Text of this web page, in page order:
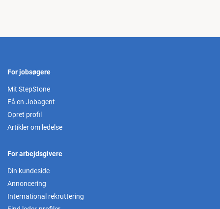
For jobsøgere
Mit StepStone
Få en Jobagent
Opret profil
Artikler om ledelse
For arbejdsgivere
Din kundeside
Annoncering
International rekruttering